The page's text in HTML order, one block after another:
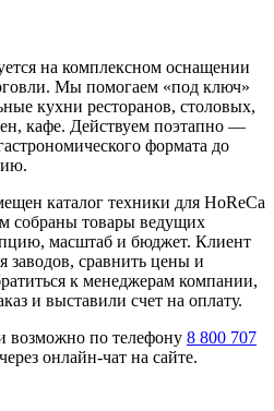
на комплексном оснащении
Мы помогаем «под ключ»
кухни ресторанов, столовых,
кафе. Действуем поэтапно —
формата до
каталог техники для HoReCa
собраны товары ведущих
масштаб и бюджет. Клиент
заводов, сравнить цены и
к менеджерам компании,
и выставили счет на оплату.
возможно по телефону 8 800 707
онлайн-чат на сайте.